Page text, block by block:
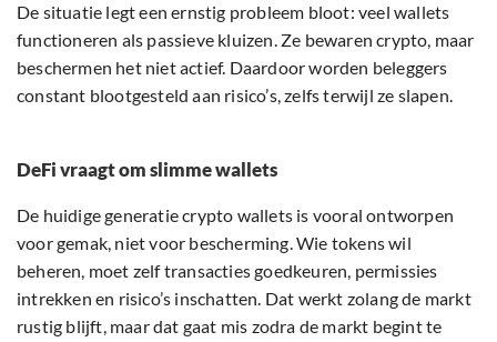
De situatie legt een ernstig probleem bloot: veel wallets
functioneren als passieve kluizen. Ze bewaren crypto, maar
beschermen het niet actief. Daardoor worden beleggers
constant blootgesteld aan risico’s, zelfs terwijl ze slapen.
DeFi vraagt om slimme wallets
De huidige generatie crypto wallets is vooral ontworpen
voor gemak, niet voor bescherming. Wie tokens wil
beheren, moet zelf transacties goedkeuren, permissies
intrekken en risico’s inschatten. Dat werkt zolang de markt
rustig blijft, maar dat gaat mis zodra de markt begint te